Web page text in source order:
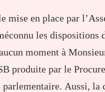
mise en place par
les dispositions
moment à
produite par le
Aussi, la